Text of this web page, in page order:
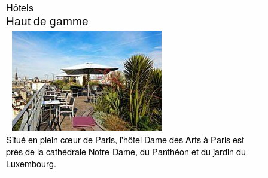
Hôtels
Haut de gamme
Situé en plein cœur de Paris, l'hôtel Dame des Arts à Paris est
près de la cathédrale Notre-Dame, du Panthéon et du jardin du
Luxembourg.